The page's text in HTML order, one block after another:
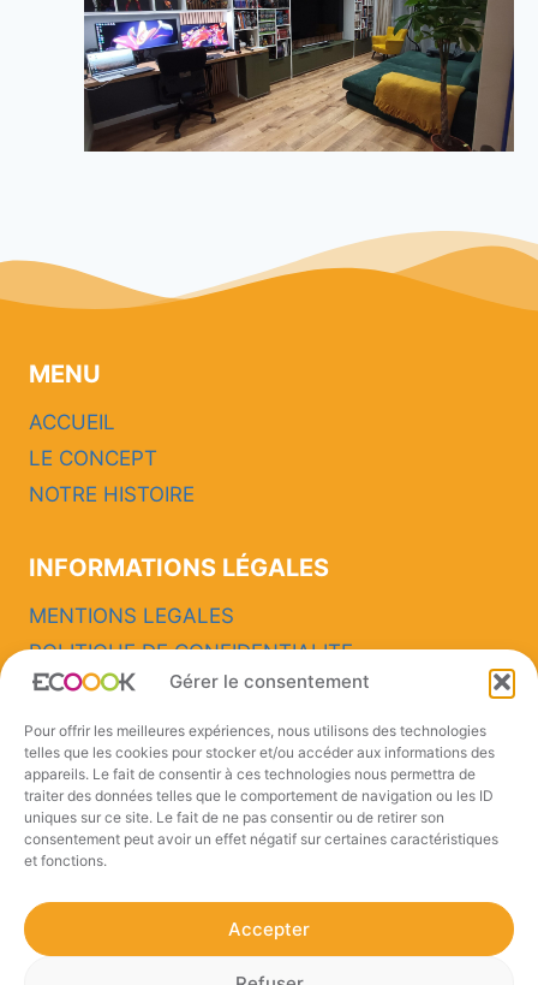
Gérer le consentement
Pour offrir les meilleures expériences, nous utilisons des technologies
telles que les cookies pour stocker et/ou accéder aux informations des
appareils. Le fait de consentir à ces technologies nous permettra de
traiter des données telles que le comportement de navigation ou les ID
uniques sur ce site. Le fait de ne pas consentir ou de retirer son
consentement peut avoir un effet négatif sur certaines caractéristiques
et fonctions.
Accepter
MENU
ACCUEIL
LE CONCEPT
NOTRE HISTOIRE
INFORMATIONS LÉGALES
MENTIONS LEGALES
POLITIQUE DE CONFIDENTIALITE
CONTACTEZ-NOUS
CONTACT